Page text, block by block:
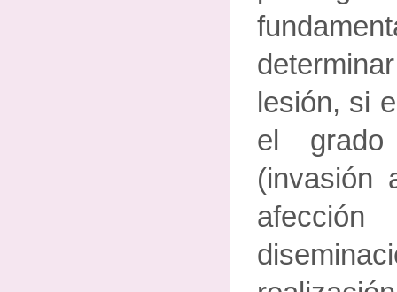
lesión, si
el grado
(invasión